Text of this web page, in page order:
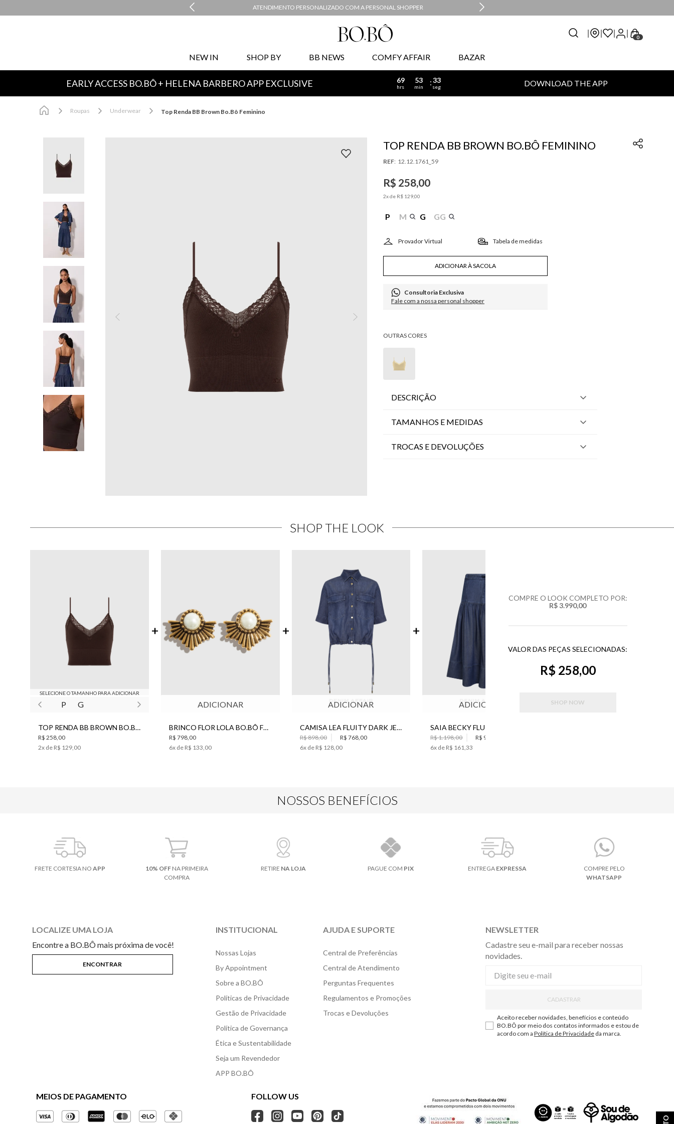
ATENDIMENTO PERSONALIZADO COM A PERSONAL SHOPPER
0
NEW IN SHOP BY BB NEWS COMFY AFFAIR BAZAR
EARLY ACCESS BO.BÔ + HELENA BARBERO APP EXCLUSIVE 69
hrs
53
min
32
seg DOWNLOAD THE APP
Roupas Underwear Top Renda BB Brown Bo.Bô Feminino
TOP RENDA BB BROWN BO.BÔ FEMININO
: 12.12.1761_59
R$ 258,00
2x de R$ 12900
P M G GG
Tabela de medidas
ADICIONAR À SACOLA
Consultoria Exclusiva
Fale com a nossa personal shopper
DESCRIÇÃO
TAMANHOS E MEDIDAS
TROCAS E DEVOLUÇÕES
SHOP THE LOOK
SELECIONE O TAMANHO PARA ADICIONAR
P G
TOP RENDA BB BROWN BO.BÔ FEMININO
R$ 258,00
2x de R$ 129,00
ADICIONAR
BRINCO FLOR LOLA BO.BÔ FEMININO
R$ 798,00
6x de R$ 133,00
ADICIONAR
CAMISA LEA FLUITY DARK JEANS BO.BÔ FEMININA
R$ 898,00
R$ 768,00
6x de R$ 128,00
ADICIONAR
R$ 1.198,00
R$ 968,00
6x de R$ 161,33
COMPRE O LOOK COMPLETO POR:
R$ 3.990,00
VALOR DAS PEÇAS SELECIONADAS:
R$ 258,00
SHOP NOW
NOSSOS BENEFÍCIOS
FRETE CORTESIA NO APP 10% OFFNA PRIMEIRA
COMPRA
RETIRE NA LOJA PAGUE COM PIX ENTREGA EXPRESSA
COMPRE PELO
WHATSAPP
LOCALIZE UMA LOJA
Encontre a BO.BÔ mais próxima de você!
INSTITUCIONAL
Nossas Lojas
By Appointment
Sobre a BO.BÔ
Políticas de Privacidade
Gestão de Privacidade
Política de Governança
Ética e Sustentabilidade
Seja um Revendedor
APP BO.BÔ
AJUDA E SUPORTE
Central de Preferências
Central de Atendimento
Perguntas Frequentes
Regulamentos e Promoções
Trocas e Devoluções
NEWSLETTER
Cadastre seu e-mail para receber nossas
novidades.
CADASTRAR
Aceito receber novidades, benefícios e conteúdo
BO.BÔ por meio dos contatos informados e estou de
acordo com a Política de Privacidadeda marca.
MEIOS DE PAGAMENTO FOLLOW US